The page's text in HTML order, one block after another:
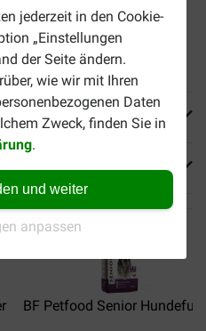
jederzeit in den Cookie-
„Einstellungen
der Seite ändern.
wie wir mit Ihren
Daten
Zweck, finden Sie in
.
und weiter
anpassen
BF Petfood Senior